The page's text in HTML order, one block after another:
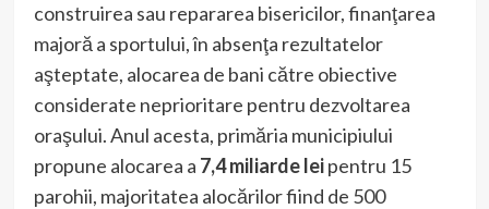
construirea sau repararea bisericilor, finanţarea
majoră a sportului, în absenţa rezultatelor
aşteptate, alocarea de bani către obiective
considerate neprioritare pentru dezvoltarea
oraşului. Anul acesta, primăria municipiului
propune alocarea a 7,4 miliarde leipentru 15
parohii, majoritatea alocărilor fiind de 500